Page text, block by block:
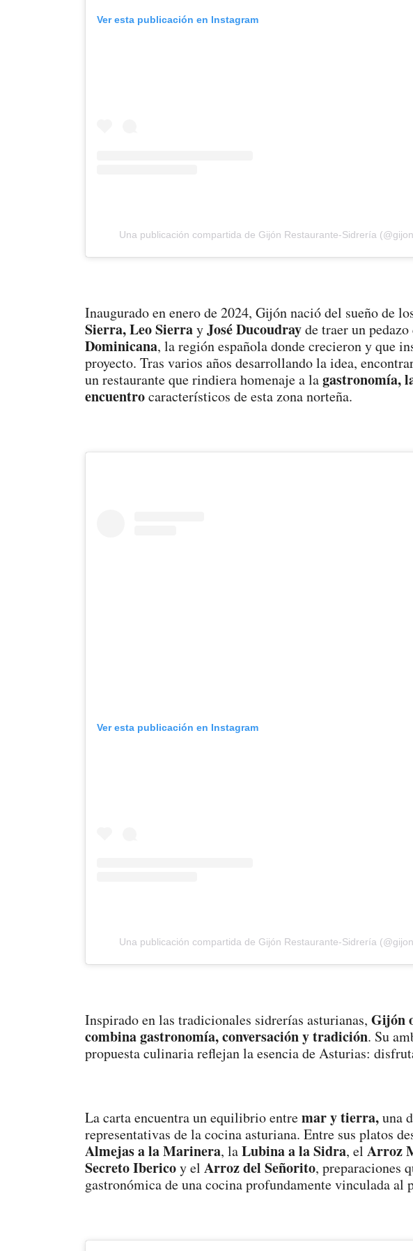
Ver esta publicación en Instagram
Una publicación compartida de Gijón Restaurante-Sidrería
Inaugurado en enero de 2024, Gijón nació del sueño de
Sierra, Leo SierrayJosé Ducoudrayde traer un pedazo
Dominicana, la región española donde crecieron y que
proyecto. Tras varios años desarrollando la idea,
un restaurante que rindiera homenaje a lagastronomía,
encuentrocaracterísticos de esta zona norteña.
Ver esta publicación en Instagram
Una publicación compartida de Gijón Restaurante-Sidrería
Inspirado en las tradicionales sidrerías asturianas, Gijón
combina gastronomía, conversación y tradición. Su
propuesta culinaria reflejan la esencia de Asturias:
La carta encuentra un equilibrio entremar y tierra,una
representativas de la cocina asturiana. Entre sus platos
Almejas a la Marinera, laLubina a la Sidra, el Arroz
Secreto Ibericoy el Arroz del Señorito, preparaciones
gastronómica de una cocina profundamente vinculada al